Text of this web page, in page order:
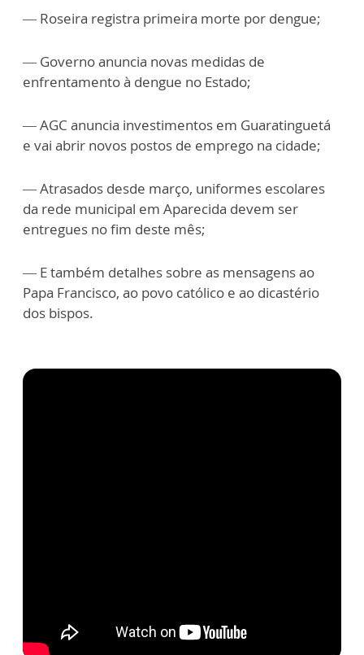
— Roseira registra primeira morte por dengue;
— Governo anuncia novas medidas de
enfrentamento à dengue no Estado;
— AGC anuncia investimentos em Guaratinguetá
e vai abrir novos postos de emprego na cidade;
— Atrasados desde março, uniformes escolares
da rede municipal em Aparecida devem ser
entregues no fim deste mês;
— E também detalhes sobre as mensagens ao
Papa Francisco, ao povo católico e ao dicastério
dos bispos.